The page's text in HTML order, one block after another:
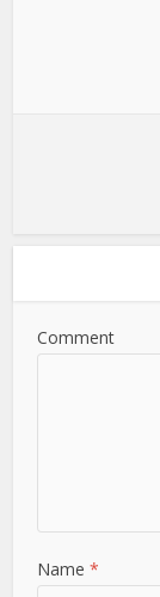
Comment
Name*